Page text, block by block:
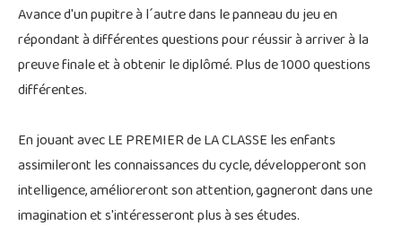
Avance d'un pupitre à l´autre dans le panneau du jeu en
répondant à différentes questions pour réussir à arriver à la
preuve finale et à obtenir le diplômé. Plus de 1000 questions
différentes.
En jouant avec LE PREMIER de LA CLASSE les enfants
assimileront les connaissances du cycle, développeront son
intelligence, amélioreront son attention, gagneront dans une
imagination et s'intéresseront plus à ses études.